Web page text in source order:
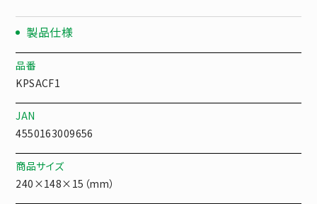
製品仕様
品番
KPSACF1
JAN
4550163009656
商品サイズ
240×148×15（mm）